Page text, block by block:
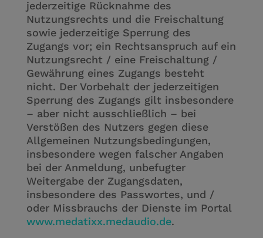
jederzeitige Rücknahme des
Nutzungsrechts und die Freischaltung
sowie jederzeitige Sperrung des
Zugangs vor; ein Rechtsanspruch auf ein
Nutzungsrecht / eine Freischaltung /
Gewährung eines Zugangs besteht
nicht. Der Vorbehalt der jederzeitigen
Sperrung des Zugangs gilt insbesondere
– aber nicht ausschließlich – bei
Verstößen des Nutzers gegen diese
Allgemeinen Nutzungsbedingungen,
insbesondere wegen falscher Angaben
bei der Anmeldung, unbefugter
Weitergabe der Zugangsdaten,
insbesondere des Passwortes, und /
oder Missbrauchs der Dienste im Portal
www.medatixx.medaudio.de.